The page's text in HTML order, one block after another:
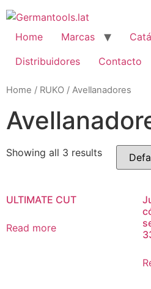
Skip
to
content
Home Marcas
Distribuidores
Contacto
Home / RUKO / Avellanadores
Showing all 3 results
ULTIMATE CUT
Read more